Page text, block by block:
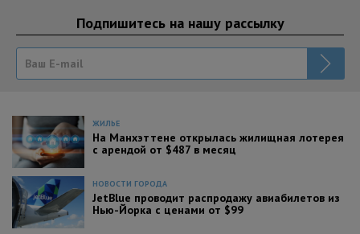
Подпишитесь на нашу рассылку
ЖИЛЬЕ
На Манхэттене открылась жилищная лотерея
с арендой от $487 в месяц
НОВОСТИ ГОРОДА
JetBlue проводит распродажу авиабилетов из
Нью-Йорка с ценами от $99